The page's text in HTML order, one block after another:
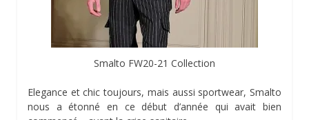
Smalto FW20-21 Collection
Elegance et chic toujours, mais aussi sportwear, Smalto
nous a étonné en ce début d’année qui avait bien